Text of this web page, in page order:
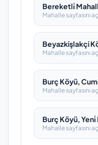
Bereketli̇
Mahalle sayfasını aç
Beyazkişlakçi
Mahalle sayfasını aç
Burç Köyü,
Mahalle sayfasını aç
Burç Köyü,
Mahalle sayfasını aç